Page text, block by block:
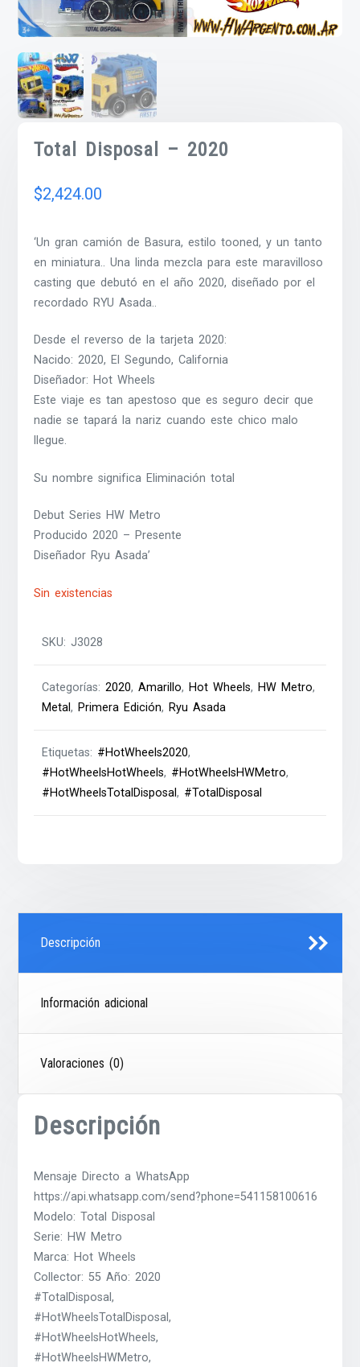
Total Disposal – 2020
$2,424.00
‘Un gran camión de Basura, estilo tooned, y un tanto
en miniatura.. Una linda mezcla para este maravilloso
casting que debutó en el año 2020, diseñado por el
recordado RYU Asada..
Desde el reverso de la tarjeta 2020:
Nacido: 2020, El Segundo, California
Diseñador: Hot Wheels
Este viaje es tan apestoso que es seguro decir que
nadie se tapará la nariz cuando este chico malo
llegue.
Su nombre significa Eliminación total
Debut Series HW Metro
Producido 2020 – Presente
Diseñador Ryu Asada’
Sin existencias
SKU:J3028
Categorías:2020,Amarillo,Hot Wheels,HW Metro,
Metal,Primera Edición,Ryu Asada
Etiquetas: #HotWheels2020,
#HotWheelsHotWheels, #HotWheelsHWMetro,
#HotWheelsTotalDisposal, #TotalDisposal
Descripción
Información adicional
Valoraciones (0)
Descripción
Mensaje Directo a WhatsApp
https://api.whatsapp.com/send?phone=541158100616
Modelo: Total Disposal
Serie: HW Metro
Marca: Hot Wheels
Collector: 55 Año: 2020
#TotalDisposal,
#HotWheelsTotalDisposal,
#HotWheelsHotWheels,
#HotWheelsHWMetro,